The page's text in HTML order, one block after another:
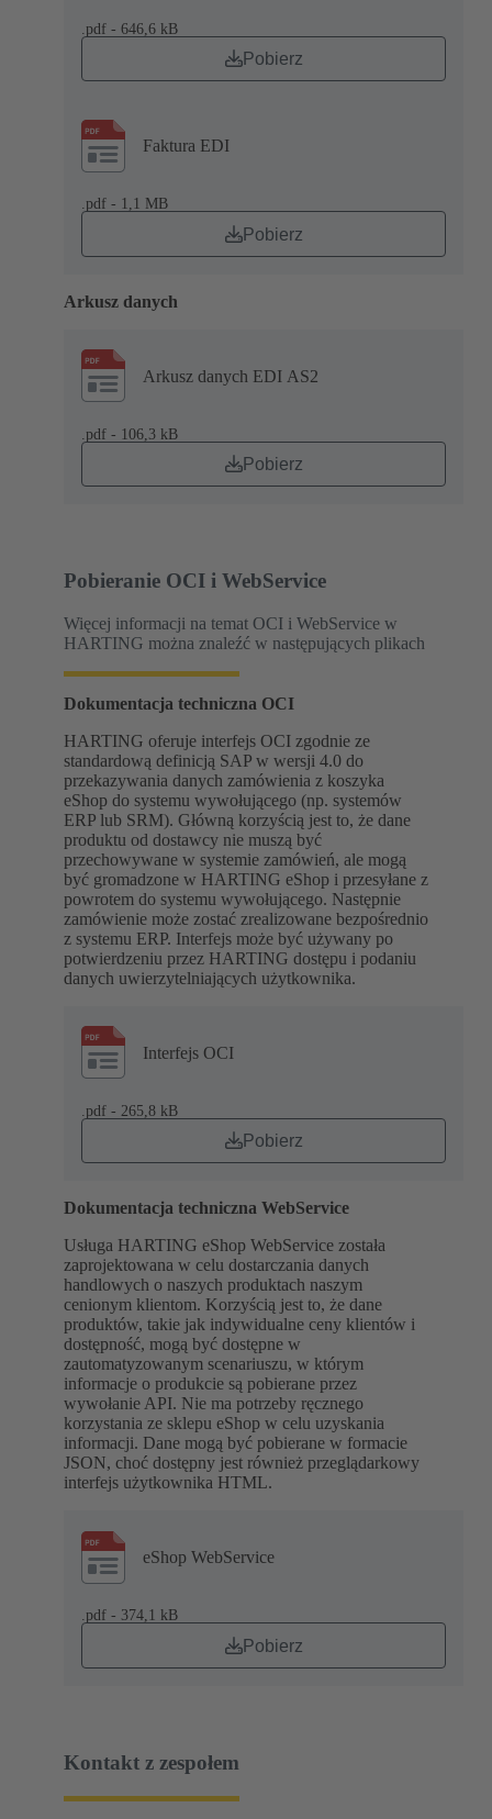
.pdf - 646,6 kB
Pobierz
Faktura EDI
.pdf - 1,1 MB
Pobierz
Arkusz danych
Arkusz danych EDI AS2
.pdf - 106,3 kB
Pobierz
Pobieranie OCI i WebService
Więcej informacji na temat OCI i WebService w
HARTING można znaleźć w następujących plikach
Dokumentacja techniczna OCI
HARTING oferuje interfejs OCI zgodnie ze
standardową definicją SAP w wersji 4.0 do
przekazywania danych zamówienia z koszyka
eShop do systemu wywołującego (np. systemów
ERP lub SRM). Główną korzyścią jest to, że dane
produktu od dostawcy nie muszą być
przechowywane w systemie zamówień, ale mogą
być gromadzone w HARTING eShop i przesyłane z
powrotem do systemu wywołującego. Następnie
zamówienie może zostać zrealizowane bezpośrednio
z systemu ERP. Interfejs może być używany po
potwierdzeniu przez HARTING dostępu i podaniu
danych uwierzytelniających użytkownika.
Interfejs OCI
.pdf - 265,8 kB
Pobierz
Dokumentacja techniczna WebService
Usługa HARTING eShop WebService została
zaprojektowana w celu dostarczania danych
handlowych o naszych produktach naszym
cenionym klientom. Korzyścią jest to, że dane
produktów, takie jak indywidualne ceny klientów i
dostępność, mogą być dostępne w
zautomatyzowanym scenariuszu, w którym
informacje o produkcie są pobierane przez
wywołanie API. Nie ma potrzeby ręcznego
korzystania ze sklepu eShop w celu uzyskania
informacji. Dane mogą być pobierane w formacie
JSON, choć dostępny jest również przeglądarkowy
interfejs użytkownika HTML.
eShop WebService
.pdf - 374,1 kB
Pobierz
Kontakt z zespołem